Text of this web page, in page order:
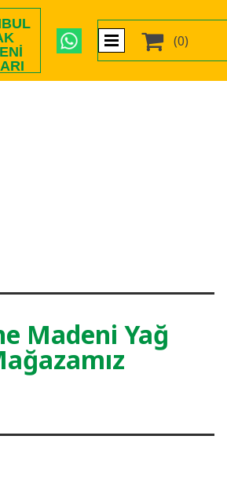
 (0)
Madeni Yağ